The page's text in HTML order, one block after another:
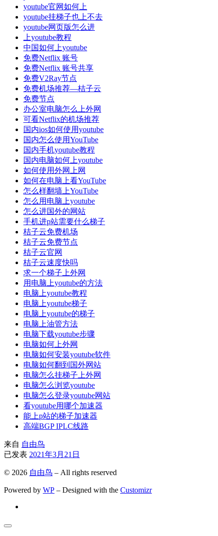
youtube官网如何上
youtube挂梯子也上不去
youtube网页版怎么进
上youtube教程
中国如何上youtube
免费Netflix 账号
免费Netflix 账号共享
免费V2Ray节点
免费机场推荐—桔子云
免费节点
办公室电脑怎么上外网
可看Netflix的机场推荐
国内ios如何使用youtube
国内怎么使用YouTube
国内手机youtube教程
国内电脑如何上youtube
如何使用外网上网
如何在电脑上看YouTube
怎么样翻墙上YouTube
怎么用电脑上youtube
怎么进国外的网站
手机进p站需要什么梯子
桔子云免费机场
桔子云免费节点
桔子云官网
桔子云速度快吗
求一个梯子上外网
用电脑上youtube的方法
电脑上youtube教程
电脑上youtube梯子
电脑上youtube的梯子
电脑上油管方法
电脑下载youtube步骤
电脑如何上外网
电脑如何安装youtube软件
电脑如何翻到国外网站
电脑怎么挂梯子上外网
电脑怎么浏览youtube
电脑怎么登录youtube网站
看youtube用哪个加速器
能上p站的梯子加速器
高端BGP IPLC线路
来自 自由鸟
已发表 2021年3月21日
© 2026 自由鸟 – All rights reserved
Powered by WP – Designed with the Customizr